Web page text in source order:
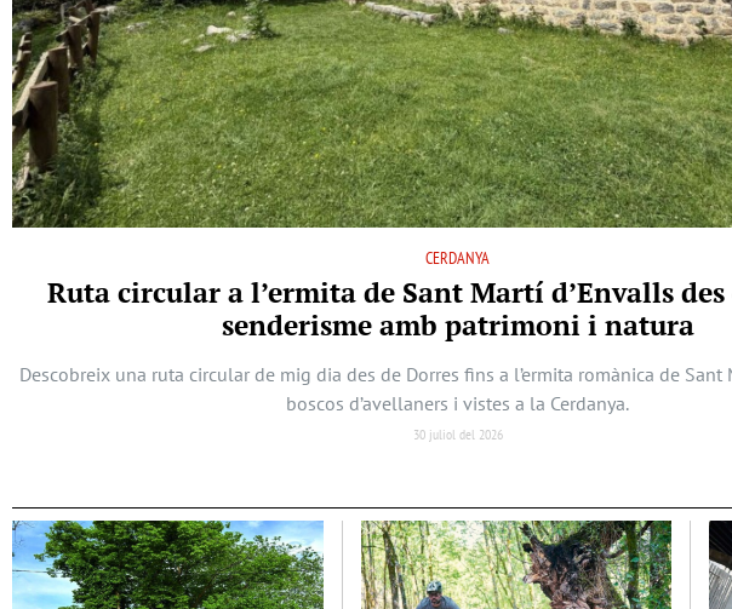
CERDANYA
Ruta circular a l’ermita de Sant Martí d’Envalls
senderisme amb patrimoni i natura
Descobreix una ruta circular de mig dia des de Dorres fins a l’ermita romànica de Sant
boscos d’avellaners i vistes a la Cerdanya.
30 juliol del 2026